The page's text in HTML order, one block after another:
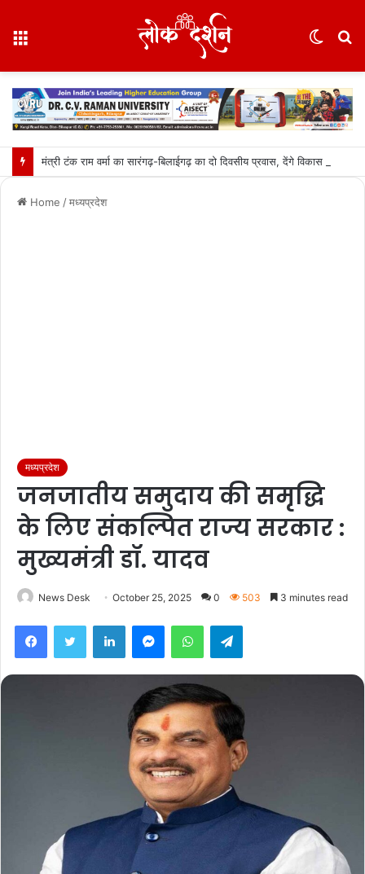
Home /मध्यप्रदेश
मध्यप्रदेश
जनजातीय समुदाय की समृद्धि
के लिए संकल्पित राज्य सरकार :
मुख्यमंत्री डॉ. यादव
News Desk October 25, 2025 0 503 3 minutes read